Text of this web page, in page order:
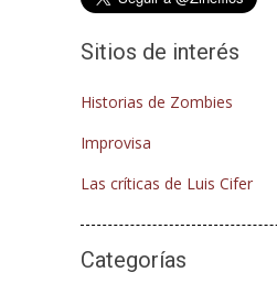
Sitios de interés
Historias de Zombies
Improvisa
Las críticas de Luis Cifer
Categorías